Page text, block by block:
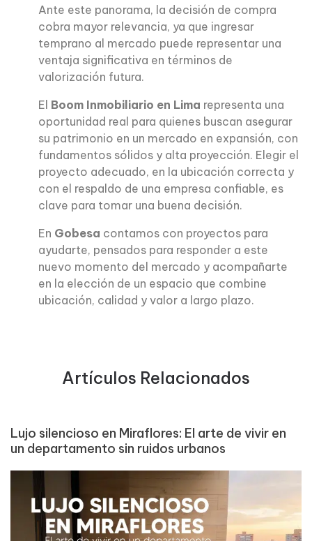
Ante este panorama, la decisión de compra
cobra mayor relevancia, ya que ingresar
temprano al mercado puede representar una
ventaja significativa en términos de
valorización futura.
El Boom Inmobiliario en Lima representa una
oportunidad real para quienes buscan asegurar
su patrimonio en un mercado en expansión, con
fundamentos sólidos y alta proyección. Elegir el
proyecto adecuado, en la ubicación correcta y
con el respaldo de una empresa confiable, es
clave para tomar una buena decisión.
En Gobesa contamos con proyectos para
ayudarte, pensados para responder a este
nuevo momento del mercado y acompañarte
en la elección de un espacio que combine
ubicación, calidad y valor a largo plazo.
Artículos Relacionados
Lujo silencioso en Miraflores: El arte de vivir en
un departamento sin ruidos urbanos